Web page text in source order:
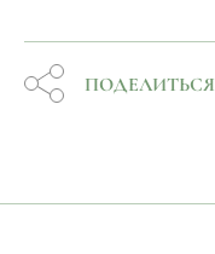
ПОДЕЛИТЬСЯ